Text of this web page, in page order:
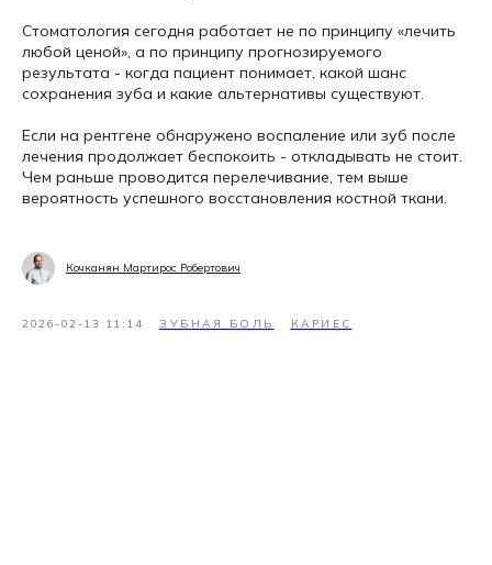
Стоматология сегодня работает не по принципу «лечить
любой ценой», а по принципу прогнозируемого
результата - когда пациент понимает, какой шанс
сохранения зуба и какие альтернативы существуют.
Если на рентгене обнаружено воспаление или зуб после
лечения продолжает беспокоить - откладывать не стоит.
Чем раньше проводится перелечивание, тем выше
вероятность успешного восстановления костной ткани.
Кочканян Мартирос Робертович
2026-02-13 11:14 ЗУБНАЯ БОЛЬ КАРИЕС